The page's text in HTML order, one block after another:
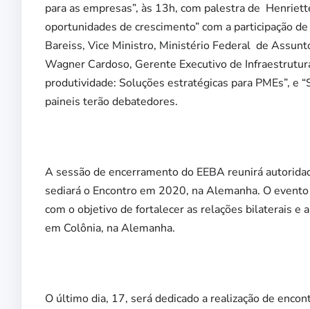
para as empresas”, às 13h, com palestra de
oportunidades de crescimento” com a participação
Bareiss, Vice Ministro, Ministério Federal de
Wagner Cardoso, Gerente Executivo de
produtividade: Soluções estratégicas para PMEs”, e
paineis terão debatedores.
A sessão de encerramento do EEBA reunirá
sediará o Encontro em 2020, na Alemanha. O
com o objetivo de fortalecer as relações bilaterais e
em Colônia, na Alemanha.
O último dia, 17, será dedicado a realização de